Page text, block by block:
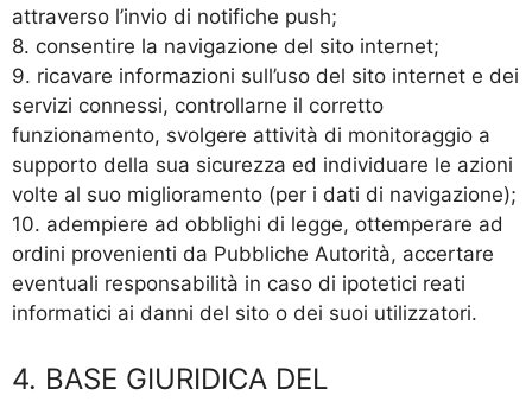
attraverso l’invio di notifiche push;
8. consentire la navigazione del sito internet;
9. ricavare informazioni sull’uso del sito internet e dei
servizi connessi, controllarne il corretto
funzionamento, svolgere attività di monitoraggio a
supporto della sua sicurezza ed individuare le azioni
volte al suo miglioramento (per i dati di navigazione);
10. adempiere ad obblighi di legge, ottemperare ad
ordini provenienti da Pubbliche Autorità, accertare
eventuali responsabilità in caso di ipotetici reati
informatici ai danni del sito o dei suoi utilizzatori.
4. BASE GIURIDICA DEL